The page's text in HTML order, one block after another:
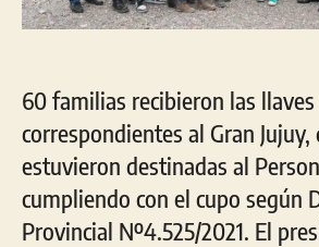
60 familias recibieron las
correspondientes al Gran Jujuy,
estuvieron destinadas al
cumpliendo con el cupo según
Provincial Nº4.525/2021. El